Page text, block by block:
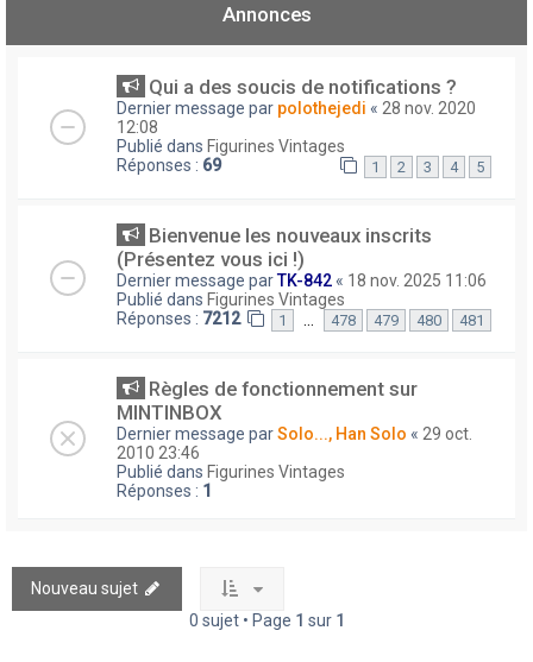
Annonces
Qui a des soucis de notifications ?
Dernier message par polothejedi « 28 nov. 2020
12:08
Publié dans Figurines Vintages
Réponses : 69 1 2 3 4 5
Bienvenue les nouveaux inscrits
(Présentez vous ici !)
Dernier message parTK-842 « 18 nov. 2025 11:06
Publié dans Figurines Vintages
Réponses : 7212 1 … 478 479 480 481
Règles de fonctionnement sur
MINTINBOX
Dernier message parSolo..., Han Solo « 29 oct.
2010 23:46
Publié dans Figurines Vintages
Réponses : 1
Nouveau sujet
0 sujet • Page 1 sur 1